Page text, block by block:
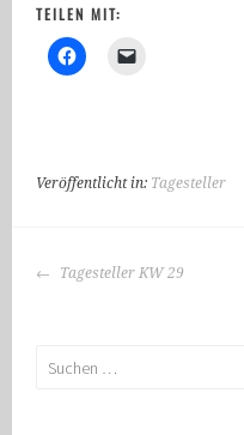
TEILEN MIT:
Veröffentlicht in: Tagesteller
BEITRAGS-
Tagesteller KW 29
Suchen